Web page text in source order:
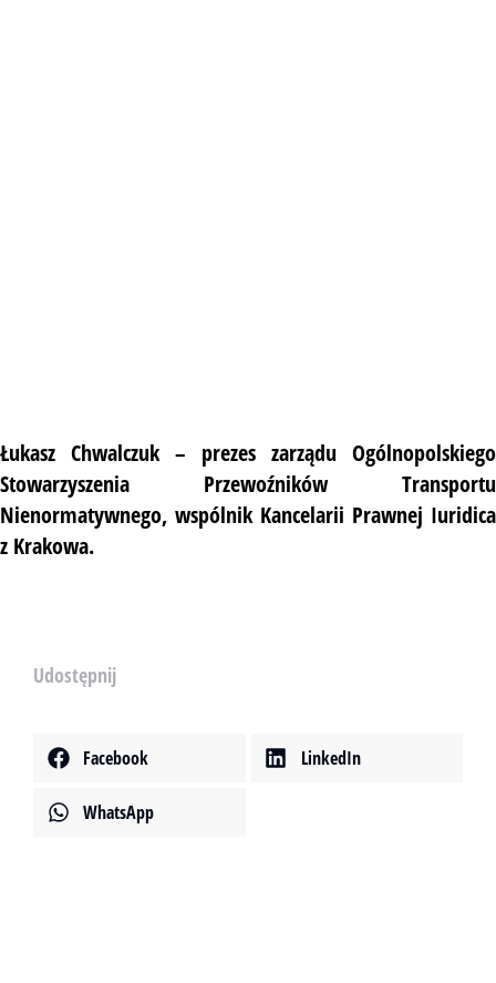
Łukasz Chwalczuk – prezes zarządu Ogólnopolskiego
Stowarzyszenia Przewoźników Transportu
Nienormatywnego, wspólnik Kancelarii Prawnej Iuridica
z Krakowa.
Udostępnij
Facebook LinkedIn
WhatsApp